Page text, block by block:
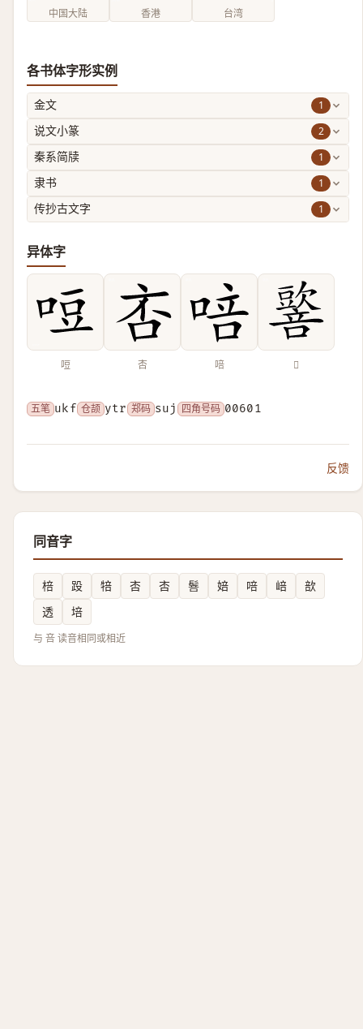
中国大陆 香港 台湾
各书体字形实例
金文 1
说文小篆 2
秦系简牍 1
隶书 1
传抄古文字 1
异体字
哣 㕻 㖣 𡃠
五笔 ukf 仓颉 ytr 郑码 suj 四角号码 00601
反馈
同音字
棓 䟝 犃 㕻 㕻 䯽 婄 㖣 㟝
㰴
透
培
与 咅 读音相同或相近